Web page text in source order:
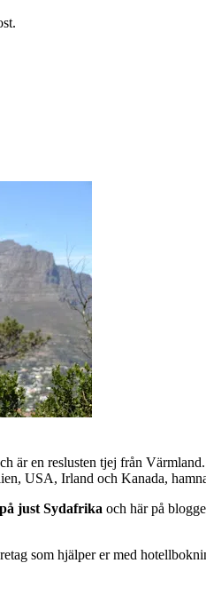
är en reslusten tjej från Värmland.
USA, Irland och Kanada,
just Sydafrika och här på
som hjälper er med